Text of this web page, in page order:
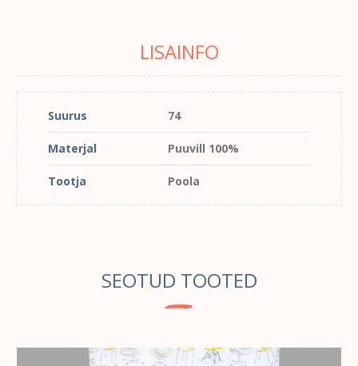
LISAINFO
Suurus 74
Materjal Puuvill 100%
Tootja Poola
SEOTUD TOOTED